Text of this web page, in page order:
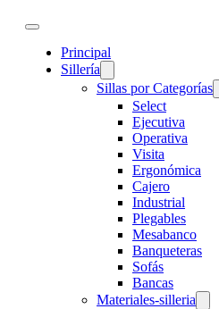
Principal
Sillería
Sillas por Categorías
Select
Ejecutiva
Operativa
Visita
Ergonómica
Cajero
Industrial
Plegables
Mesabanco
Banqueteras
Sofás
Bancas
Materiales-silleria